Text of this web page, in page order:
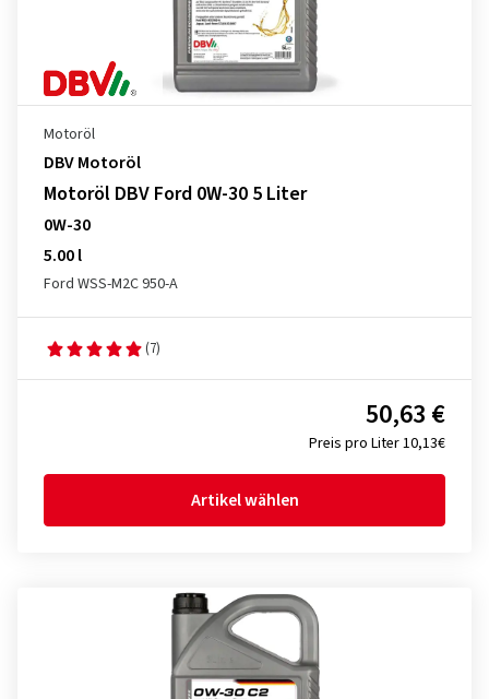
Motoröl
DBV Motoröl
Motoröl DBV Ford 0W-30 5 Liter
0W-30
5.00 l
Ford WSS-M2C 950-A
(7)
Preis pro Liter 10,13€
50,63 €
Artikel wählen